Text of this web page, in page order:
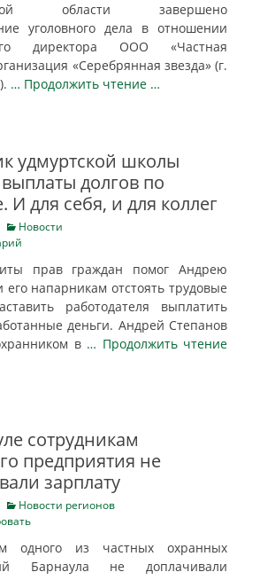
области завершено
уголовного дела в отношении
директора ООО «Частная
«Серебрянная звезда» (г.
… Продолжить чтение …
удмуртской школы
долгов по
И для себя, и для коллег
Categories
Новости
прав граждан помог Андрею
его напарникам отстоять трудовые
работодателя выплатить
деньги. Андрей Степанов
в … Продолжить чтение
сотрудникам
предприятия не
зарплату
Categories
Новости регионов
одного из частных охранных
Барнаула не доплачивали